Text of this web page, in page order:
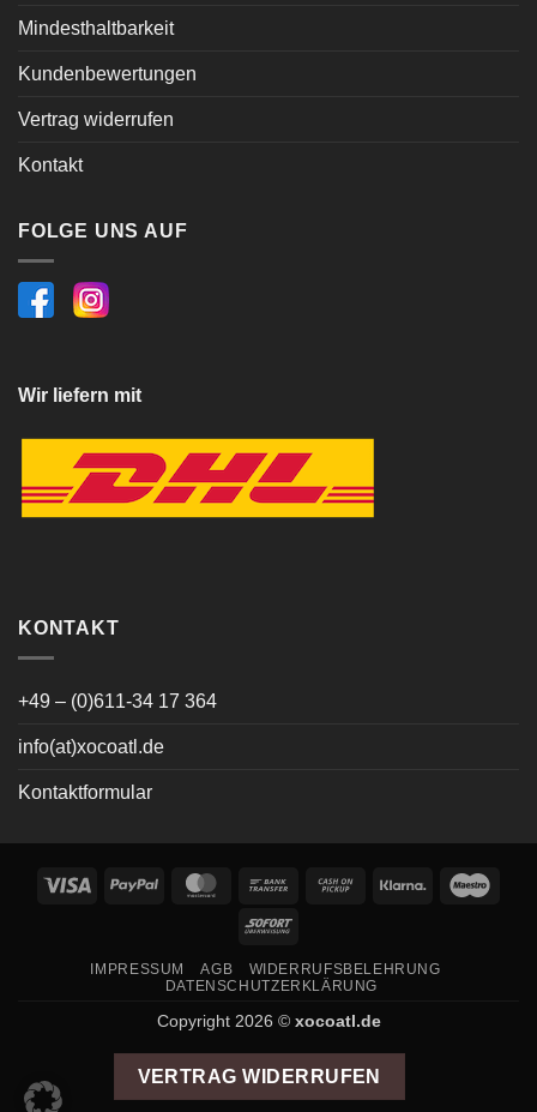
Mindesthaltbarkeit
Kundenbewertungen
Vertrag widerrufen
Kontakt
FOLGE UNS AUF
Wir liefern mit
KONTAKT
+49 – (0)611-34 17 364
info(at)xocoatl.de
Kontaktformular
Visa PayPal MasterCardBank
Cash
Klarna
Sofort
IMPRESSUM AGB
WIDERRUFSBELEHRUNG
DATENSCHUTZERKLÄRUNG
Copyright 2026 © xocoatl.de
VERTRAG WIDERRUFEN